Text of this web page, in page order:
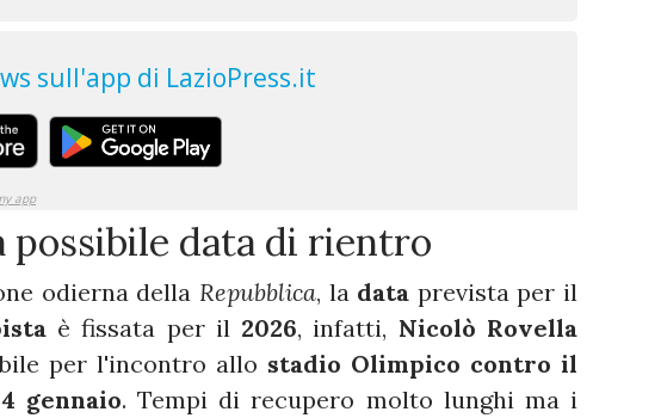
possibile data di rientro
odierna della Repubblica, la data prevista per il
è fissata per il 2026, infatti, Nicolò Rovella
per l'incontro allo stadio Olimpico contro il
4 gennaio. Tempi di recupero molto lunghi ma i